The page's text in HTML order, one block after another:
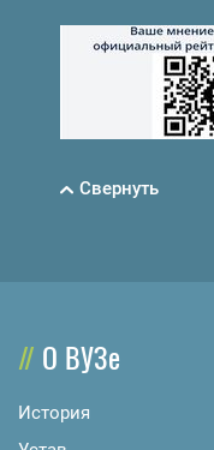
Свернуть
О ВУЗе
История